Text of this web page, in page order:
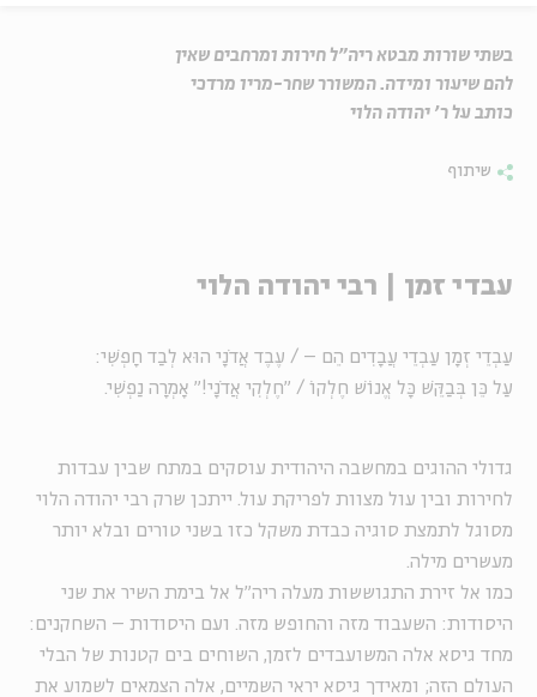
בשתי שורות מבטא ריה"ל חירות ומרחבים שאין
להם שיעור ומידה. המשורר שחר-מריו מרדכי
כותב על ר' יהודה הלוי
שיתוף
עבדי זמן | רבי יהודה הלוי
עַבְדֵי זְמָן עַבְדֵי עֲבָדִים הֵם – / עֶבֶד אֲדֹנָי הוּא לְבַד חָפְשִׁי:
עַל כֵּן בְּבַקֵּשׁ כָּל אֱנוֹשׁ חֶלְקוֹ / "חֶלְקִי אֲדֹנָי!" אָמְרָה נַפְשִׁי.
גדולי ההוגים במחשבה היהודית עוסקים במתח שבין עבדות
לחירות ובין עול מצוות לפריקת עול. ייתכן שרק רבי יהודה הלוי
מסוגל לתמצת סוגיה כבדת משקל כזו בשני טורים ובלא יותר
מעשרים מילה.
כמו אל זירת התגוששות מעלה ריה"ל אל בימת השיר את שני
היסודות: השעבוד מזה והחופש מזה. ועם היסודות – השחקנים:
מחד גיסא אלה המשועבדים לזמן, השוחים בים קטנות של הבלי
העולם הזה; ומאידך גיסא יראי השמיים, אלה הצמאים לשמוע את